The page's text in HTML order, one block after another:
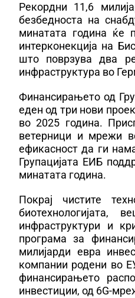
Рекордни 11,6
безбедноста на
минатата година ќе
интерконекција на
што поврзува два
инфраструктура во
Финансирањето од
еден од три нови
во 2025 година.
ветерници и мрежи
ефикасност да ги
Групацијата ЕИБ
минатата година.
Покрај чистите
биотехнологијата,
инфраструктури и
програма за
милијарди евра
компании родени во
финансирањето
инвестиции, од 6G-